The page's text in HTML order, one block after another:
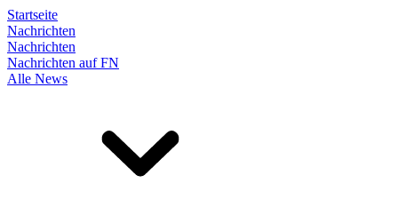
Startseite
Nachrichten
Nachrichten
Nachrichten auf FN
Alle News